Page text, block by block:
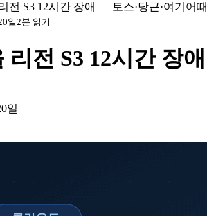
전 S3 12시간 장애 — 토스·당근·여기어
일2분 읽기
리전 S3 12시간 장
일